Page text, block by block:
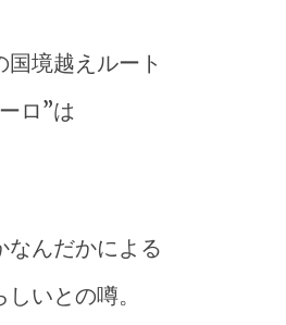
国境越えルート
ロ”は
なんだかによる
いとの噂。